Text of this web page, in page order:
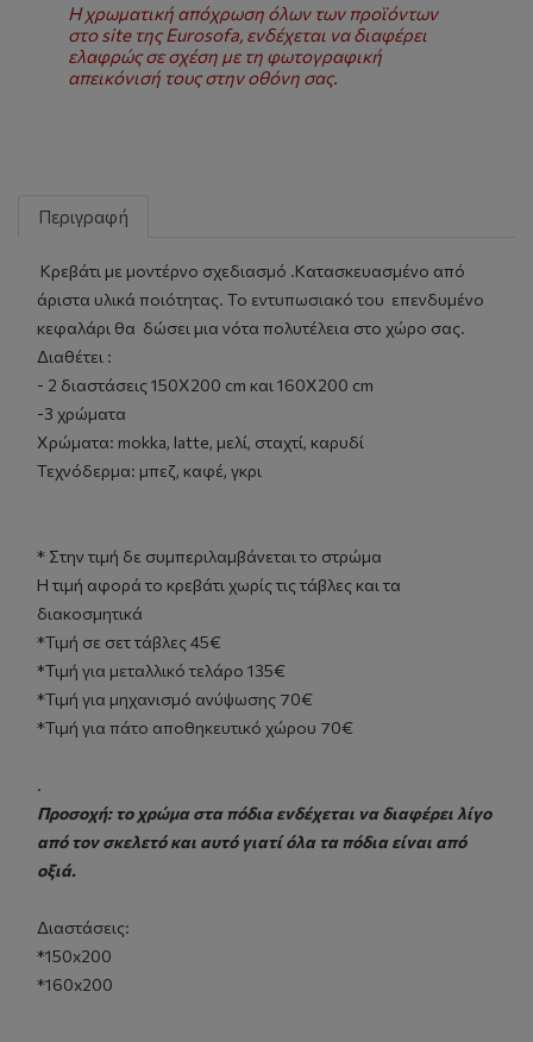
Η χρωματική απόχρωση όλων των προϊόντων
στο site της Eurosofa, ενδέχεται να διαφέρει
ελαφρώς σε σχέση με τη φωτογραφική
απεικόνισή τους στην οθόνη σας.
Περιγραφή
Κρεβάτι με μοντέρνο σχεδιασμό .Κατασκευασμένο από
άριστα υλικά ποιότητας. Το εντυπωσιακό του επενδυμένο
κεφαλάρι θα δώσει μια νότα πολυτέλεια στο χώρο σας.
Διαθέτει :
- 2 διαστάσεις 150Χ200 cm και 160X200 cm
-3 χρώματα
Χρώματα: mokka, latte, μελί, σταχτί, καρυδί
Τεχνόδερμα: μπεζ, καφέ, γκρι
* Στην τιμή δε συμπεριλαμβάνεται το στρώμα
Η τιμή αφορά το κρεβάτι χωρίς τις τάβλες και τα
διακοσμητικά
*Τιμή σε σετ τάβλες 45€
*Τιμή για μεταλλικό τελάρο 135€
*Τιμή για μηχανισμό ανύψωσης 70€
*Τιμή για πάτο αποθηκευτικό χώρου 70€
.
Προσοχή: το χρώμα στα πόδια ενδέχεται να διαφέρει λίγο
από τον σκελετό και αυτό γιατί όλα τα πόδια είναι από
οξιά.
Διαστάσεις:
*150x200
*160x200